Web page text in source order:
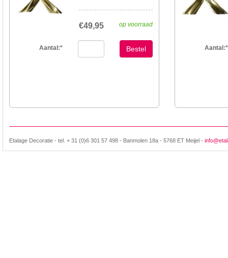
op voorraad
€49,95
Aantal:* Bestel Aantal:*
Etalage Decoratie - tel. + 31 (0)6 301 57 498 - Banmolen 18a - 5768 ET Meijel -